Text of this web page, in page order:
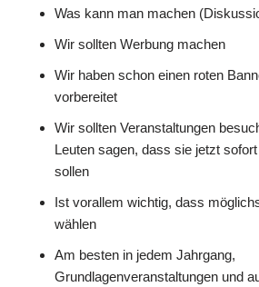
Was kann man machen
Wir sollten Werbung machen
Wir haben schon einen roten
vorbereitet
Wir sollten Veranstaltungen
Leuten sagen, dass sie jetzt
sollen
Ist vorallem wichtig, dass
wählen
Am besten in jedem Jahrgang,
Grundlagenveranstaltungen und